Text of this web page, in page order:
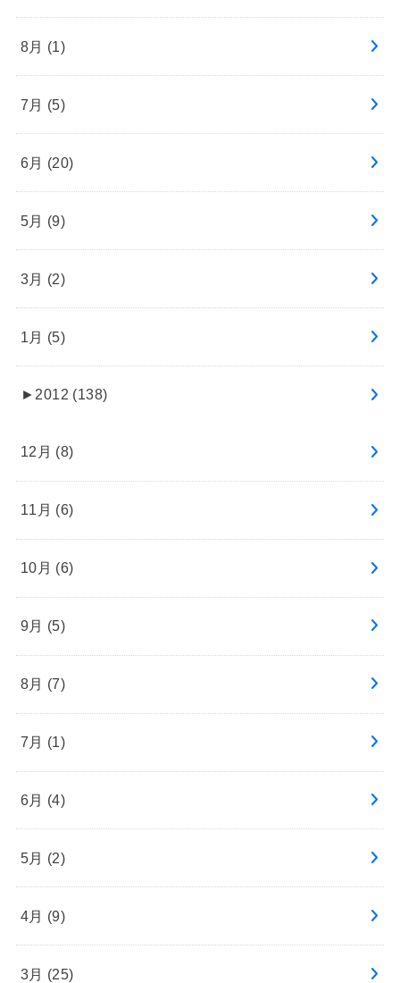
8月 (1)
7月 (5)
6月 (20)
5月 (9)
3月 (2)
1月 (5)
► 2012 (138)
12月 (8)
11月 (6)
10月 (6)
9月 (5)
8月 (7)
7月 (1)
6月 (4)
5月 (2)
4月 (9)
3月 (25)